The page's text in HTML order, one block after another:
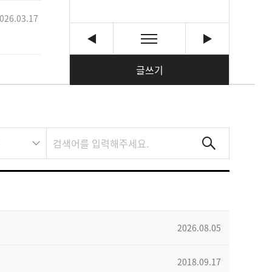
글쓰기
2026.08.05
2018.09.17